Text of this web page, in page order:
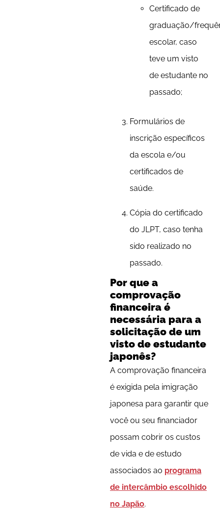
Certificado de
graduação/
escolar, caso
teve um visto
de estudante no
passado;
Formulários de
inscrição específicos
da escola e/ou
certificados de
saúde.
Cópia do certificado
do JLPT, caso tenha
sido realizado no
passado.
Por que a
comprovação
financeira é
necessária para a
solicitação de um
visto de estudante
japonês?
A comprovação financeira
é exigida pela imigração
japonesa para garantir que
você ou seu financiador
possam cobrir os custos
de vida e de estudo
associados ao programa
de intercâmbio escolhido
no Japão.